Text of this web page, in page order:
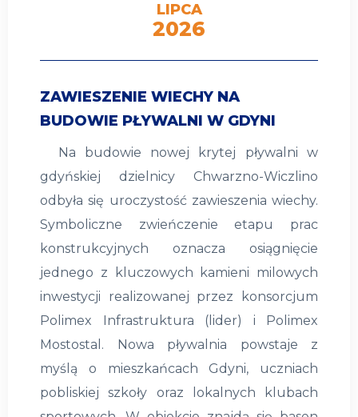
LIPCA
2026
ZAWIESZENIE WIECHY NA
BUDOWIE PŁYWALNI W GDYNI
Na budowie nowej krytej pływalni w
gdyńskiej dzielnicy Chwarzno-Wiczlino
odbyła się uroczystość zawieszenia wiechy.
Symboliczne zwieńczenie etapu prac
konstrukcyjnych oznacza osiągnięcie
jednego z kluczowych kamieni milowych
inwestycji realizowanej przez konsorcjum
Polimex Infrastruktura (lider) i Polimex
Mostostal. Nowa pływalnia powstaje z
myślą o mieszkańcach Gdyni, uczniach
pobliskiej szkoły oraz lokalnych klubach